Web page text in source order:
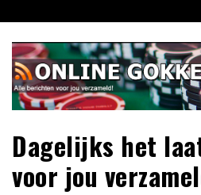
naar
inhoud
Dagelijks het
voor jou